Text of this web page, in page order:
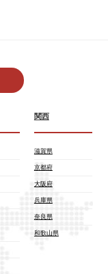
関西
滋賀県
京都府
大阪府
兵庫県
奈良県
和歌山県